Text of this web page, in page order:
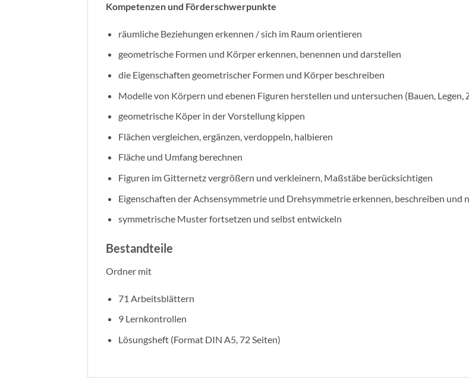
Kompetenzen und Förderschwerpunkte
räumliche Beziehungen erkennen / sich im Raum orientieren
geometrische Formen und Körper erkennen, benennen und darstellen
die Eigenschaften geometrischer Formen und Körper beschreiben
Modelle von Körpern und ebenen Figuren herstellen und untersuchen (Bauen,
geometrische Köper in der Vorstellung kippen
Flächen vergleichen, ergänzen, verdoppeln, halbieren
Fläche und Umfang berechnen
Figuren im Gitternetz vergrößern und verkleinern, Maßstäbe berücksichtigen
Eigenschaften der Achsensymmetrie und Drehsymmetrie erkennen, beschreiben und
symmetrische Muster fortsetzen und selbst entwickeln
Bestandteile
Ordner mit
71 Arbeitsblättern
9 Lernkontrollen
Lösungsheft (Format DIN A5, 72 Seiten)